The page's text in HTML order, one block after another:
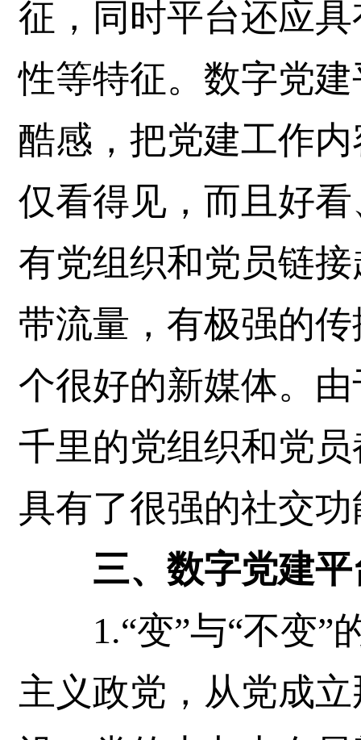
征，同时平台还应
性等特征。数字党
酷感，把党建工作
仅看得见，而且好
有党组织和党员链
带流量，有极强的
个很好的新媒体。
千里的党组织和党
具有了很强的社交
三、数字党建
1.“变”与“不变”
主义政党，从党成